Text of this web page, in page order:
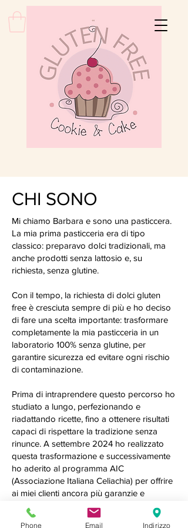
CHI SONO
Mi chiamo Barbara e sono una pasticcera.
La mia prima pasticceria era di tipo
classico: preparavo dolci tradizionali, ma
anche prodotti senza lattosio e, su
richiesta, senza glutine.
Con il tempo, la richiesta di dolci gluten
free è cresciuta sempre di più e ho deciso
di fare una scelta importante: trasformare
completamente la mia pasticceria in un
laboratorio 100% senza glutine, per
garantire sicurezza ed evitare ogni rischio
di contaminazione.
Prima di intraprendere questo percorso ho
studiato a lungo, perfezionando e
riadattando ricette, fino a ottenere risultati
capaci di rispettare la tradizione senza
rinunce. A settembre 2024 ho realizzato
questa trasformazione e successivamente
ho aderito al programma AIC
(Associazione Italiana Celiachia) per offrire
ai miei clienti ancora più garanzie e
serenità.
Phone Email Indirizzo